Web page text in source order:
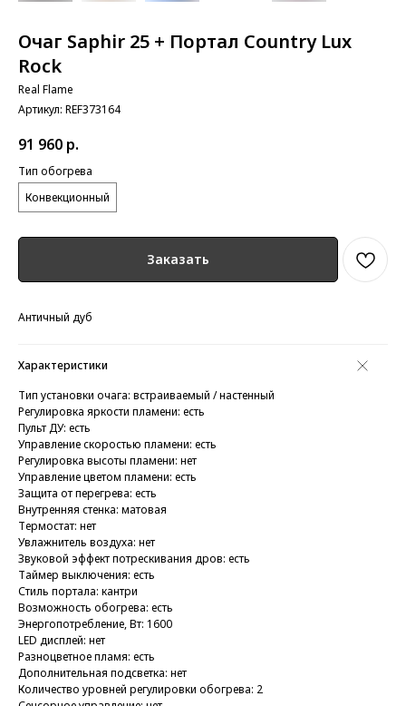
Очаг Saphir 25 + Портал Country Lux
Rock
Real Flame
Артикул: REF373164
91 960 р.
Тип обогрева
Конвекционный
Заказать
Античный дуб
Характеристики
Тип установки очага: встраиваемый / настенный
Регулировка яркости пламени: есть
Пульт ДУ: есть
Управление скоростью пламени: есть
Регулировка высоты пламени: нет
Управление цветом пламени: есть
Защита от перегрева: есть
Внутренняя стенка: матовая
Термостат: нет
Увлажнитель воздуха: нет
Звуковой эффект потрескивания дров: есть
Таймер выключения: есть
Стиль портала: кантри
Возможность обогрева: есть
Энергопотребление, Вт: 1600
LED дисплей: нет
Разноцветное пламя: есть
Дополнительная подсветка: нет
Количество уровней регулировки обогрева: 2